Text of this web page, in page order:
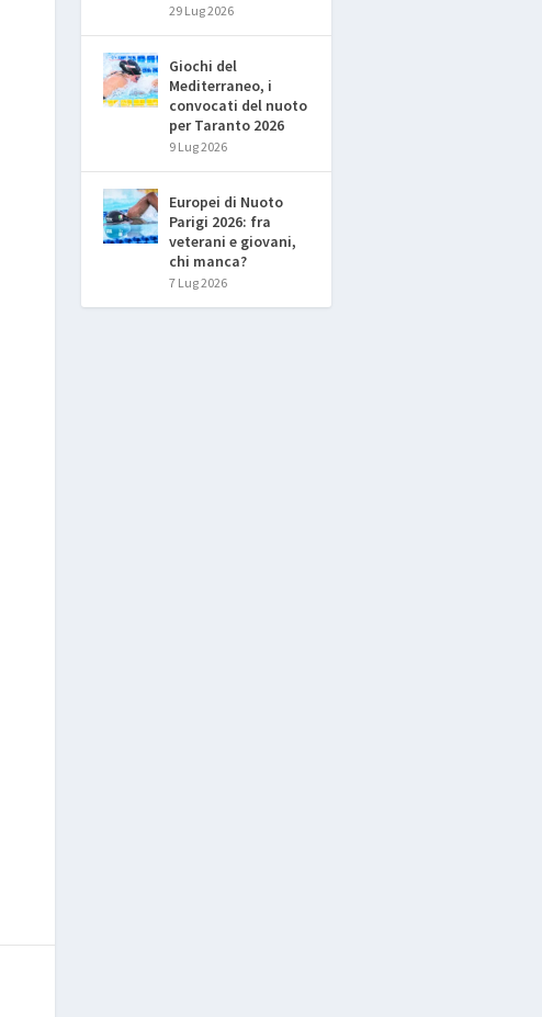
29 Lug 2026
Giochi del
Mediterraneo, i
convocati del nuoto
per Taranto 2026
9 Lug 2026
Europei di Nuoto
Parigi 2026: fra
veterani e giovani,
chi manca?
7 Lug 2026